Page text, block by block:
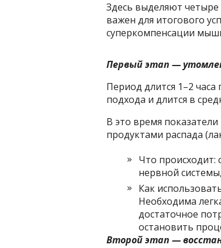
Здесь выделяют
важен для итогового
суперкомпенсации
Первый этап —
Период длится 1–2
подхода и длится в
В это время
продуктами распада
Что происходит:
нервной
Как
Необходима
достаточное
остановить
Второй этап —